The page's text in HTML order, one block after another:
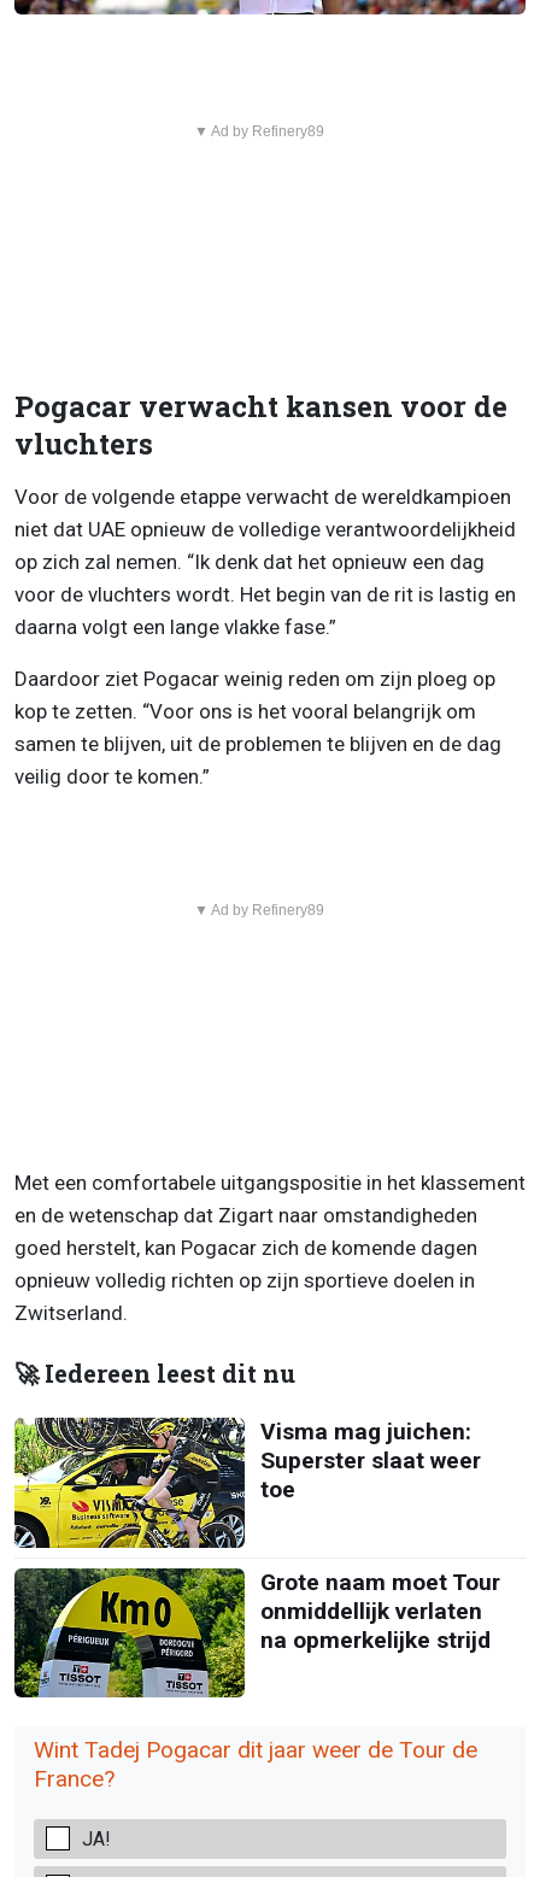
▼ Ad by Refinery89
Pogacar verwacht kansen voor de
vluchters
Voor de volgende etappe verwacht de wereldkampioen
niet dat UAE opnieuw de volledige verantwoordelijkheid
op zich zal nemen. “Ik denk dat het opnieuw een dag
voor de vluchters wordt. Het begin van de rit is lastig en
daarna volgt een lange vlakke fase.”
Daardoor ziet Pogacar weinig reden om zijn ploeg op
kop te zetten. “Voor ons is het vooral belangrijk om
samen te blijven, uit de problemen te blijven en de dag
veilig door te komen.”
▼ Ad by Refinery89
Met een comfortabele uitgangspositie in het klassement
en de wetenschap dat Zigart naar omstandigheden
goed herstelt, kan Pogacar zich de komende dagen
opnieuw volledig richten op zijn sportieve doelen in
Zwitserland.
🚀 Iedereen leest dit nu
Visma mag juichen:
Superster slaat weer
toe
Grote naam moet Tour
onmiddellijk verlaten
na opmerkelijke strijd
Wint Tadej Pogacar dit jaar weer de Tour de
France?
JA!